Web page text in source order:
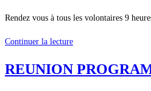
Rendez vous à tous les volontaires 9
Continuer la lectureNETTOYAGE
LA
REUNION